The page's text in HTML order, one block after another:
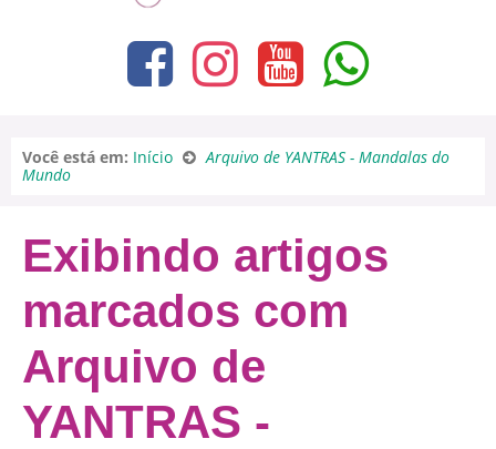
Você está em: Início
Arquivo de YANTRAS - Mandalas do
Mundo
Exibindo artigos
marcados com
Arquivo de
YANTRAS -